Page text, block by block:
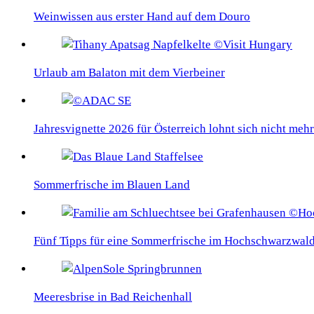
Weinwissen aus erster Hand auf dem Douro
Urlaub am Balaton mit dem Vierbeiner
Jahresvignette 2026 für Österreich lohnt sich nicht mehr
Sommerfrische im Blauen Land
Fünf Tipps für eine Sommerfrische im
Meeresbrise in Bad Reichenhall